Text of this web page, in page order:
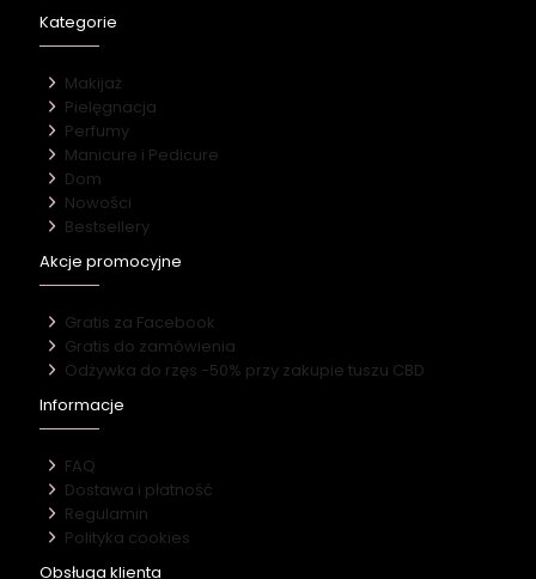
Kategorie
Makijaż
Pielęgnacja
Perfumy
Manicure i Pedicure
Dom
Nowości
Bestsellery
Akcje promocyjne
Gratis za Facebook
Gratis do zamówienia
Odżywka do rzęs -50% przy zakupie tuszu CBD
Informacje
FAQ
Dostawa i płatność
Regulamin
Polityka cookies
Obsługa klienta